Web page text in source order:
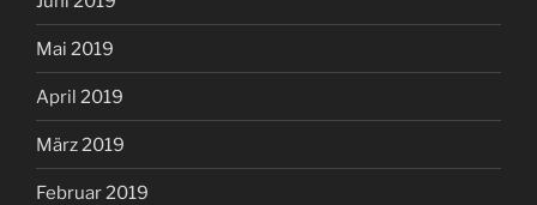
Mai 2019
April 2019
März 2019
Februar 2019